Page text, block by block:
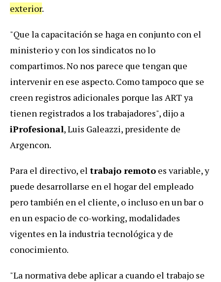
exterior.
"Que la capacitación se haga en conjunto con el
ministerio y con los sindicatos no lo
compartimos. No nos parece que tengan que
intervenir en ese aspecto. Como tampoco que se
creen registros adicionales porque las ART ya
tienen registrados a los trabajadores", dijo a
iProfesional, Luis Galeazzi, presidente de
Argencon.
Para el directivo, el trabajo remoto es variable, y
puede desarrollarse en el hogar del empleado
pero también en el cliente, o incluso en un bar o
en un espacio de co-working, modalidades
vigentes en la industria tecnológica y de
conocimiento.
"La normativa debe aplicar a cuando el trabajo se